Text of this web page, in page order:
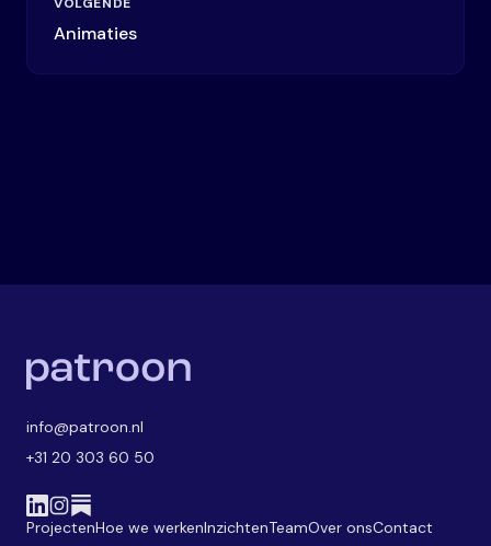
Animaties
info@patroon.nl
+31 20 303 60 50
ProjectenHoe we werkenInzichtenTeamOver onsContact